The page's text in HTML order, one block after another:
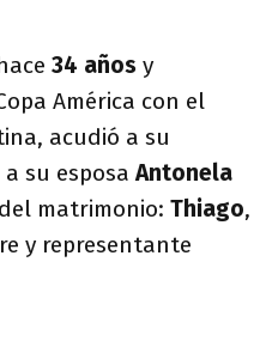
34 años y
América con el
acudió a su
su esposaAntonela
matrimonio: Thiago,
y representante